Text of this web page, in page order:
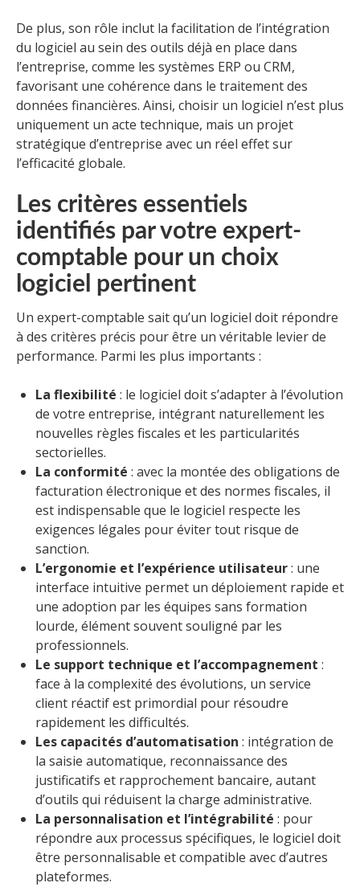
De plus, son rôle inclut la facilitation de l’intégration
du logiciel au sein des outils déjà en place dans
l’entreprise, comme les systèmes ERP ou CRM,
favorisant une cohérence dans le traitement des
données financières. Ainsi, choisir un logiciel n’est plus
uniquement un acte technique, mais un projet
stratégique d’entreprise avec un réel effet sur
l’efficacité globale.
Les critères essentiels
identifiés par votre expert-
comptable pour un choix
logiciel pertinent
Un expert-comptable sait qu’un logiciel doit répondre
à des critères précis pour être un véritable levier de
performance. Parmi les plus importants :
La flexibilité : le logiciel doit s’adapter à l’évolution
de votre entreprise, intégrant naturellement les
nouvelles règles fiscales et les particularités
sectorielles.
La conformité : avec la montée des obligations de
facturation électronique et des normes fiscales, il
est indispensable que le logiciel respecte les
exigences légales pour éviter tout risque de
sanction.
L’ergonomie et l’expérience utilisateur: une
interface intuitive permet un déploiement rapide et
une adoption par les équipes sans formation
lourde, élément souvent souligné par les
professionnels.
Le support technique et l’accompagnement :
face à la complexité des évolutions, un service
client réactif est primordial pour résoudre
rapidement les difficultés.
Les capacités d’automatisation : intégration de
la saisie automatique, reconnaissance des
justificatifs et rapprochement bancaire, autant
d’outils qui réduisent la charge administrative.
La personnalisation et l’intégrabilité : pour
répondre aux processus spécifiques, le logiciel doit
être personnalisable et compatible avec d’autres
plateformes.